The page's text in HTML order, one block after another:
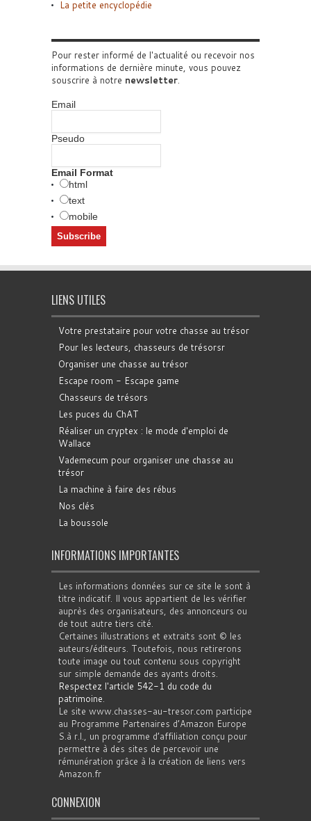
La petite encyclopédie
Pour rester informé de l'actualité ou recevoir nos
informations de dernière minute, vous pouvez
souscrire à notre newsletter
Email
Pseudo
Email Format
html
text
mobile
LIENS UTILES
Votre prestataire pour votre chasse au trésor
Pour les lecteurs, chasseurs de trésorsr
Organiser une chasse au trésor
Escape room - Escape game
Chasseurs de trésors
Les puces du ChAT
Réaliser un cryptex : le mode d'emploi de
Wallace
Vademecum pour organiser une chasse au
trésor
La machine à faire des rébus
Nos clés
La boussole
INFORMATIONS IMPORTANTES
Les informations données sur ce site le sont à
titre indicatif. Il vous appartient de les vérifier
auprès des organisateurs, des annonceurs ou
de tout autre tiers cité.
Certaines illustrations et extraits sont © les
auteurs/éditeurs. Toutefois, nous retirerons
toute image ou tout contenu sous copyright
sur simple demande des ayants droits.
Respectez l'article 542-1 du code du
patrimoine
Le site www.chasses-au-tresor.com participe
au Programme Partenaires d’Amazon Europe
S.à r.l., un programme d’affiliation conçu pour
permettre à des sites de percevoir une
rémunération grâce à la création de liens vers
Amazon.fr
CONNEXION